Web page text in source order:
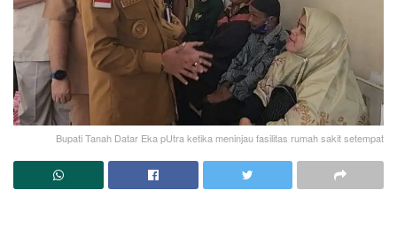
Bupati Tanah Datar Eka pUtra ketika meninjau fasilitas rumah sakit setempat